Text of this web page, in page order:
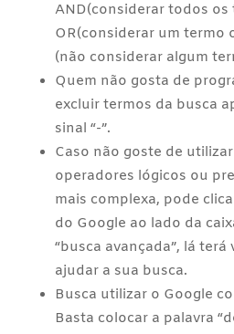
AND(considerar todos os
OR(considerar um termo
(não considerar algum
Quem não gosta de
excluir termos da busca
sinal “-”.
Caso não goste de
operadores lógicos ou
mais complexa, pode
do Google ao lado da
“busca avançada”, lá
ajudar a sua busca.
Busca utilizar o Google
Basta colocar a palavra